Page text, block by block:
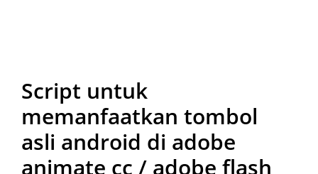
Script untuk
memanfaatkan tombol
asli android di adobe
animate cc / adobe flash